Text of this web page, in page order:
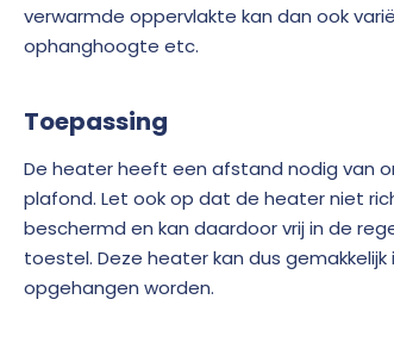
verwarmde oppervlakte kan dan ook
ophanghoogte etc.
Toepassing
De heater heeft een afstand nodig van
plafond. Let ook op dat de heater niet
beschermd en kan daardoor vrij in de
toestel. Deze heater kan dus
opgehangen worden.